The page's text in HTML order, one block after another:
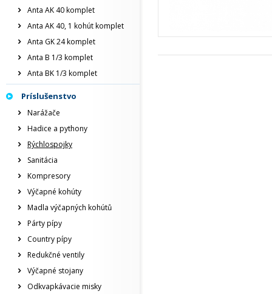
Anta AK 40 komplet
Anta AK 40, 1 kohút komplet
Anta GK 24 komplet
Anta B 1/3 komplet
Anta BK 1/3 komplet
Príslušenstvo
Narážače
Hadice a pythony
Rýchlospojky
Sanitácia
Kompresory
Výčapné kohúty
Madla výčapných kohútů
Párty pípy
Country pípy
Redukčné ventily
Výčapné stojany
Odkvapkávacie misky